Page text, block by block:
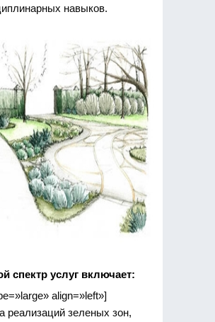
навыков.
спектр услуг включает:
align=»left»]
реализаций зеленых зон,